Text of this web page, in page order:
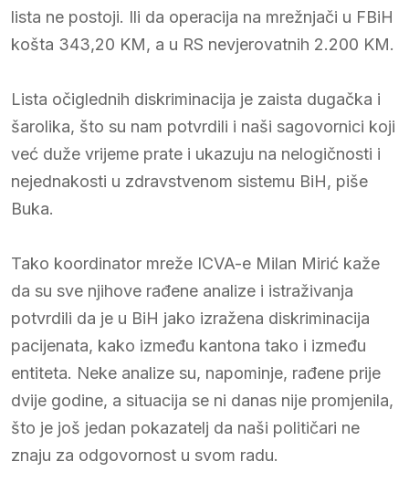
lista ne postoji. Ili da operacija na mrežnjači u FBiH
košta 343,20 KM, a u RS nevjerovatnih 2.200 KM.
Lista očiglednih diskriminacija je zaista dugačka i
šarolika, što su nam potvrdili i naši sagovornici koji
već duže vrijeme prate i ukazuju na nelogičnosti i
nejednakosti u zdravstvenom sistemu BiH, piše
Buka.
Tako koordinator mreže ICVA-e Milan Mirić kaže
da su sve njihove rađene analize i istraživanja
potvrdili da je u BiH jako izražena diskriminacija
pacijenata, kako između kantona tako i između
entiteta. Neke analize su, napominje, rađene prije
dvije godine, a situacija se ni danas nije promjenila,
što je još jedan pokazatelj da naši političari ne
znaju za odgovornost u svom radu.